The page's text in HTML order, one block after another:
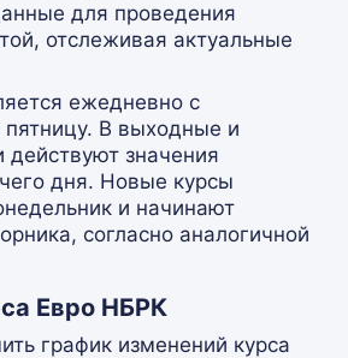
для проведения
отслеживая актуальные
ежедневно с
пятницу. В выходные и
значения
дня. Новые курсы
и начинают
согласно аналогичной
Евро НБРК
график изменений курса